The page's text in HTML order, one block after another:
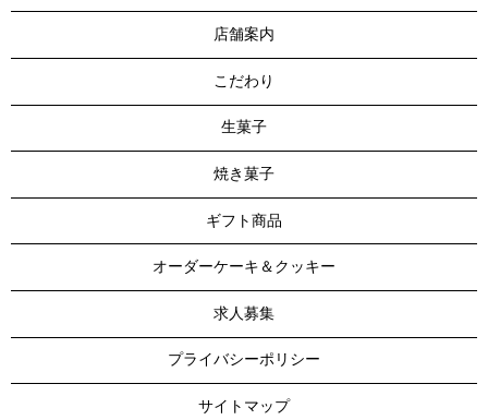
店舗案内
こだわり
生菓子
焼き菓子
ギフト商品
オーダーケーキ＆クッキー
求人募集
プライバシーポリシー
サイトマップ